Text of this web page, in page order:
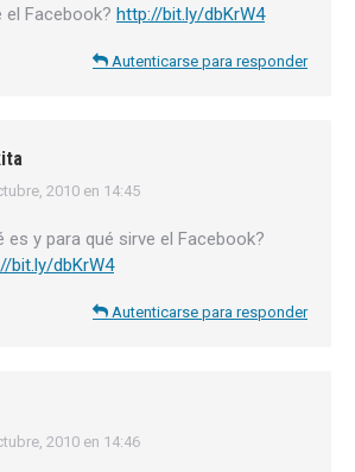
el Facebook? http://bit.ly/dbKrW4
Autenticarse para responder
2010 en 14:45
es y para qué sirve el Facebook?
bit.ly/dbKrW4
Autenticarse para responder
2010 en 14:46